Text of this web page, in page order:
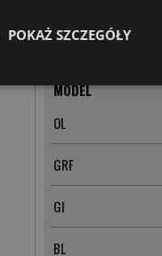
Wahadłówki na
MODEL
OL
GRF
GI
BL
POKAŻ SZCZEGÓŁY